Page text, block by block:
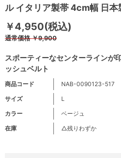
ル イタリア製帯 4cm幅 日
スポーティーなセンターラインが
ッシュベルト
￥4,950(税込)
通常価格￥9,900
商品コード
NAB-0090123-517
サイズ
L
カラー
ベージュ
在庫
△残りわずか